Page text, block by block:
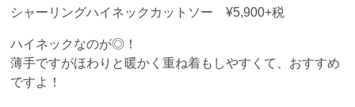
シャーリングハイネックカットソー ¥5,900+税
ハイネックなのが◎！
薄手ですがほわりと暖かく重ね着もしやすくて、おすすめ
ですよ！